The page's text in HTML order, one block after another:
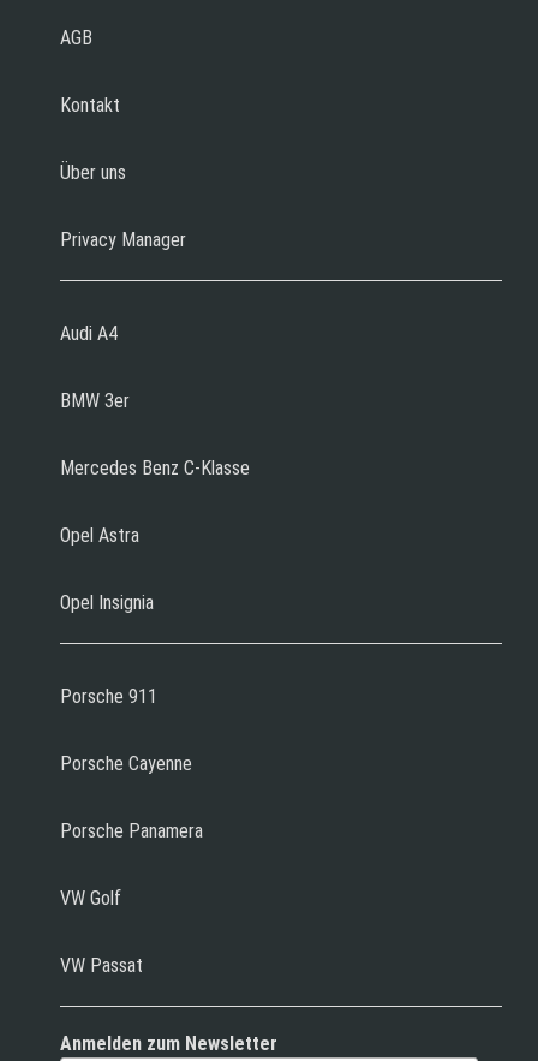
AGB
Kontakt
Über uns
Privacy Manager
Audi A4
BMW 3er
Mercedes Benz C-Klasse
Opel Astra
Opel Insignia
Porsche 911
Porsche Cayenne
Porsche Panamera
VW Golf
VW Passat
Anmelden zum Newsletter